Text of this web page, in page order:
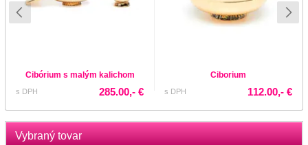
Cibórium s malým kalichom
s DPH 285.00,- €
Ciborium
s DPH 112.00,- €
Vybraný tovar